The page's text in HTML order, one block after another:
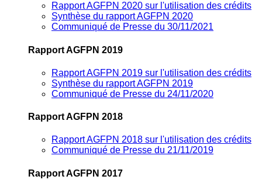
Rapport AGFPN 2020 sur l'utilisation des crédits
Synthèse du rapport AGFPN 2020
Communiqué de Presse du 30/11/2021
Rapport AGFPN 2019
Rapport AGFPN 2019 sur l'utilisation des crédits
Synthèse du rapport AGFPN 2019
Communiqué de Presse du 24/11/2020
Rapport AGFPN 2018
Rapport AGFPN 2018 sur l'utilisation des crédits
Communiqué de Presse du 21/11/2019
Rapport AGFPN 2017